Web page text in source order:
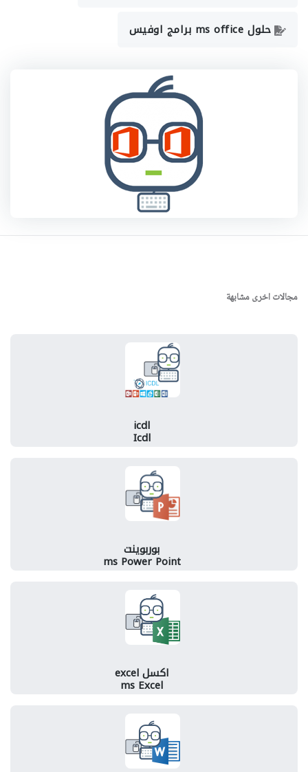
حلول ms office برامج اوفيس
مجالات اخرى مشابهة
icdl
Icdl
بوربوينت
ms Power Point
اكسل excel
ms Excel